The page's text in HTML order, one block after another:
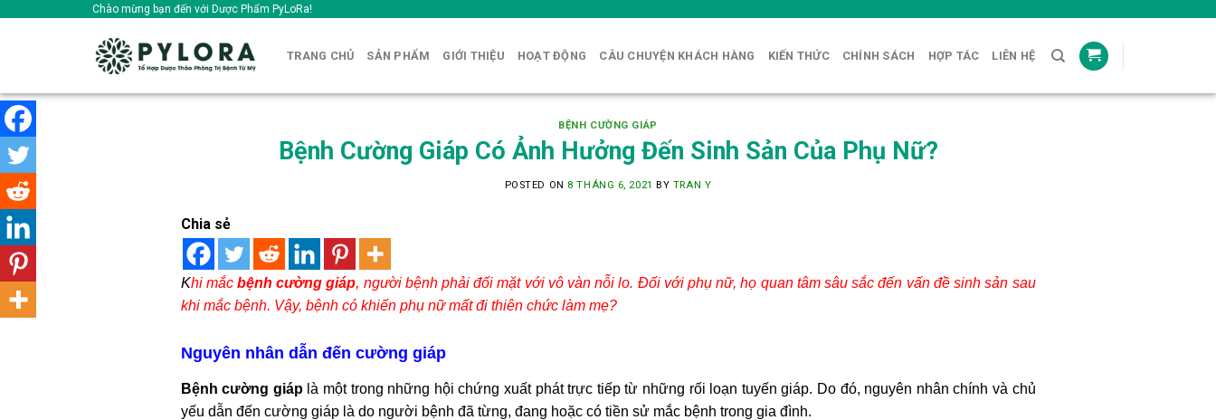
Chào mừng bạn đến với Dược Phẩm PyLoRa!
TRANG CHỦ SẢN PHẨM GIỚI THIỆU HOẠT ĐỘNG CÂU CHUYỆN KHÁCH HÀNG KIẾN THỨC CHÍNH SÁCH HỢP TÁC LIÊN HỆ
BỆNH CƯỜNG GIÁP
Bệnh Cường Giáp Có Ảnh Hưởng Đến Sinh Sản Của Phụ Nữ?
POSTED ON 8 THÁNG 6, 2021 BY TRAN Y
Chia sẻ
Khi mắc bệnh cường giáp, người bệnh phải đối mặt với vô vàn nỗi lo. Đối với phụ nữ, họ quan tâm sâu sắc đến vấn đề sinh sản sau
khi mắc bệnh. Vậy, bệnh có khiến phụ nữ mất đi thiên chức làm mẹ?
Nguyên nhân dẫn đến cường giáp
Bệnh cường giáplà một trong những hội chứng xuất phát trực tiếp từ những rối loạn tuyến giáp. Do đó, nguyên nhân chính và chủ
yếu dẫn đến cường giáp là do người bệnh đã từng, đang hoặc có tiền sử mắc bệnh trong gia đình.